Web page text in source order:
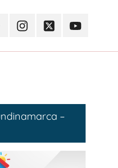
InstagramTwitterYoutube
–